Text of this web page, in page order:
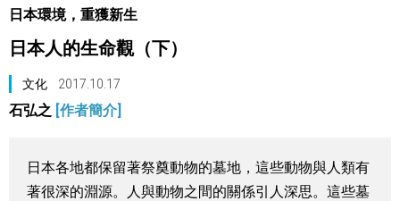
日本指南
臺灣香港
日本環境，重獲新生
日本人的生命觀（下）
文化 2017.10.17
石弘之 [作者簡介]
日本各地都保留著祭奠動物的墓地，這些動物與人類有
著很深的淵源。人與動物之間的關係引人深思。這些墓